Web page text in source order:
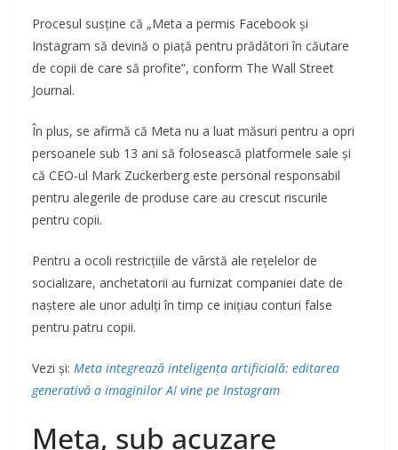
Procesul susține că „Meta a permis Facebook și
Instagram să devină o piață pentru prădători în căutare
de copii de care să profite”, conform The Wall Street
Journal.
În plus, se afirmă că Meta nu a luat măsuri pentru a opri
persoanele sub 13 ani să folosească platformele sale și
că CEO-ul Mark Zuckerberg este personal responsabil
pentru alegerile de produse care au crescut riscurile
pentru copii.
Pentru a ocoli restricțiile de vârstă ale rețelelor de
socializare, anchetatorii au furnizat companiei date de
naștere ale unor adulți în timp ce inițiau conturi false
pentru patru copii.
Vezi și: Meta integrează inteligența artificială: editarea
generativă a imaginilor AI vine pe Instagram
Meta, sub acuzare